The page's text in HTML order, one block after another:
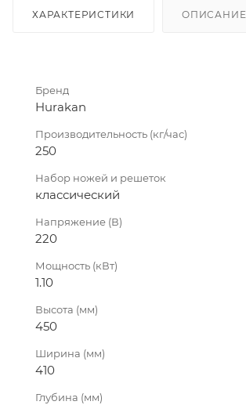
ХАРАКТЕРИСТИКИ ОПИСАНИЕ
Бренд
Hurakan
Производительность (кг/час)
250
Набор ножей и решеток
классический
Напряжение (В)
220
Мощность (кВт)
1.10
Высота (мм)
450
Ширина (мм)
410
Глубина (мм)